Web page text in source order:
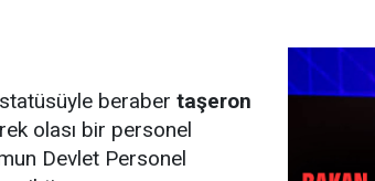
statüsüyle beraber taşeron
olası bir personel
Devlet Personel